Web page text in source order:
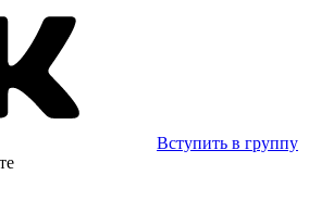
Вступить в группу